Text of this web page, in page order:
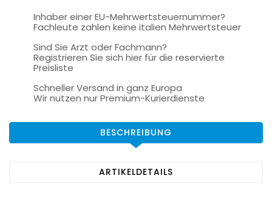
Inhaber einer EU-Mehrwertsteuernummer?
Fachleute zahlen keine italien Mehrwertsteuer
Sind Sie Arzt oder Fachmann?
Registrieren Sie sich hier für die reservierte
Preisliste
Schneller Versand in ganz Europa
Wir nutzen nur Premium-Kurierdienste
BESCHREIBUNG
ARTIKELDETAILS